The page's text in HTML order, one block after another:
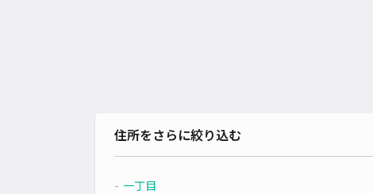
住所をさらに絞り込む
一丁目